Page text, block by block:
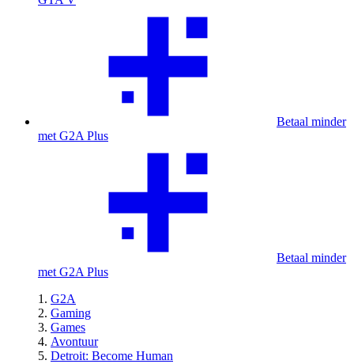
Betaal minder
met G2A Plus
Betaal minder
met G2A Plus
G2A
Gaming
Games
Avontuur
Detroit: Become Human